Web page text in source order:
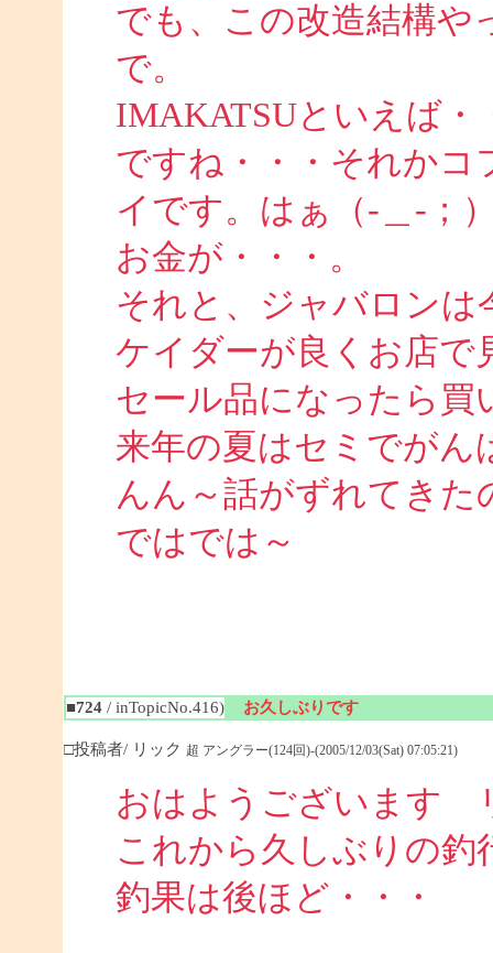
でも、この改造結構や
で。
IMAKATSUといえば
ですね・・・それかコ
イです。はぁ（-＿-；
お金が・・・。
それと、ジャバロン
ケイダーが良くお店で
セール品になったら
来年の夏はセミでがん
んん～話がずれてきた
ではでは～
■724/ inTopicNo.416) お久しぶりです
□投稿者/ リック 超 アングラー(124回)-(2005/12/03(Sat) 07:05:21)
おはようございます
これから久しぶりの釣
釣果は後ほど・・・